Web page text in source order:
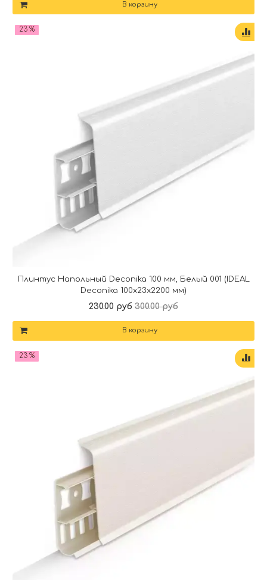
В корзину
23 %
Плинтус Напольный Deconika 100 мм, Белый 001 (IDEAL
Deconika 100х23х2200 мм)
230.00 руб 300.00 руб
В корзину
23 %